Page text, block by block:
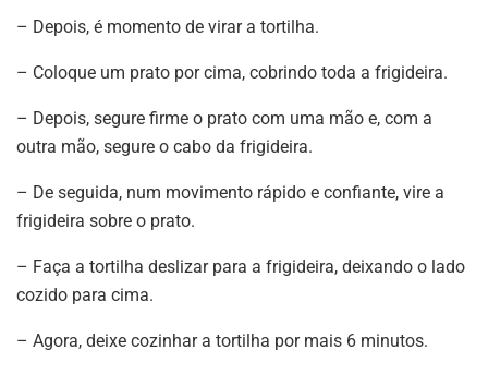
– Depois, é momento de virar a tortilha.
– Coloque um prato por cima, cobrindo toda a frigideira.
– Depois, segure firme o prato com uma mão e, com a
outra mão, segure o cabo da frigideira.
– De seguida, num movimento rápido e confiante, vire a
frigideira sobre o prato.
– Faça a tortilha deslizar para a frigideira, deixando o lado
cozido para cima.
– Agora, deixe cozinhar a tortilha por mais 6 minutos.